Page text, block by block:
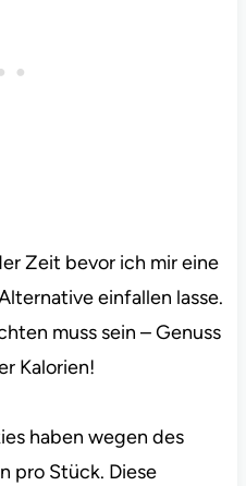
Zeit bevor ich mir eine
einfallen lasse.
muss sein – Genuss
Kalorien!
haben wegen des
pro Stück. Diese